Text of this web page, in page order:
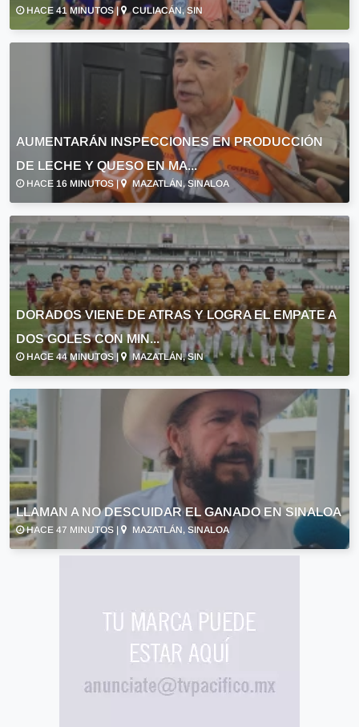
HACE 41 MINUTOS | CULIACÁN, SIN
AUMENTARÁN INSPECCIONES EN PRODUCCIÓN
DE LECHE Y QUESO EN MA...
HACE 16 MINUTOS | MAZATLÁN, SINALOA
DORADOS VIENE DE ATRAS Y LOGRA EL EMPATE A
DOS GOLES CON MIN...
HACE 44 MINUTOS | MAZATLÁN, SIN
LLAMAN A NO DESCUIDAR EL GANADO EN SINALOA
HACE 47 MINUTOS | MAZATLÁN, SINALOA